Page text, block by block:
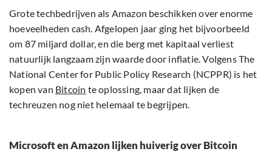
Grote techbedrijven als Amazon beschikken over enorme
hoeveelheden cash. Afgelopen jaar ging het bijvoorbeeld
om 87 miljard dollar, en die berg met kapitaal verliest
natuurlijk langzaam zijn waarde door inflatie. Volgens The
National Center for Public Policy Research (NCPPR) is het
kopen van Bitcoin te oplossing, maar dat lijken de
techreuzen nog niet helemaal te begrijpen.
Microsoft en Amazon lijken huiverig over Bitcoin